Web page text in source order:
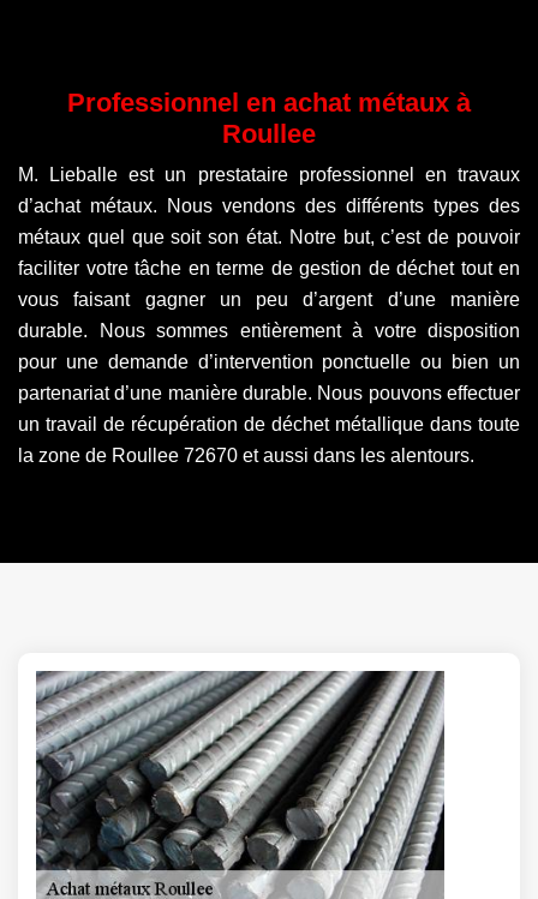
Professionnel en achat métaux à
Roullee
M. Lieballe est un prestataire professionnel en travaux
d’achat métaux. Nous vendons des différents types des
métaux quel que soit son état. Notre but, c’est de pouvoir
faciliter votre tâche en terme de gestion de déchet tout en
vous faisant gagner un peu d’argent d’une manière
durable. Nous sommes entièrement à votre disposition
pour une demande d’intervention ponctuelle ou bien un
partenariat d’une manière durable. Nous pouvons effectuer
un travail de récupération de déchet métallique dans toute
la zone de Roullee 72670 et aussi dans les alentours.